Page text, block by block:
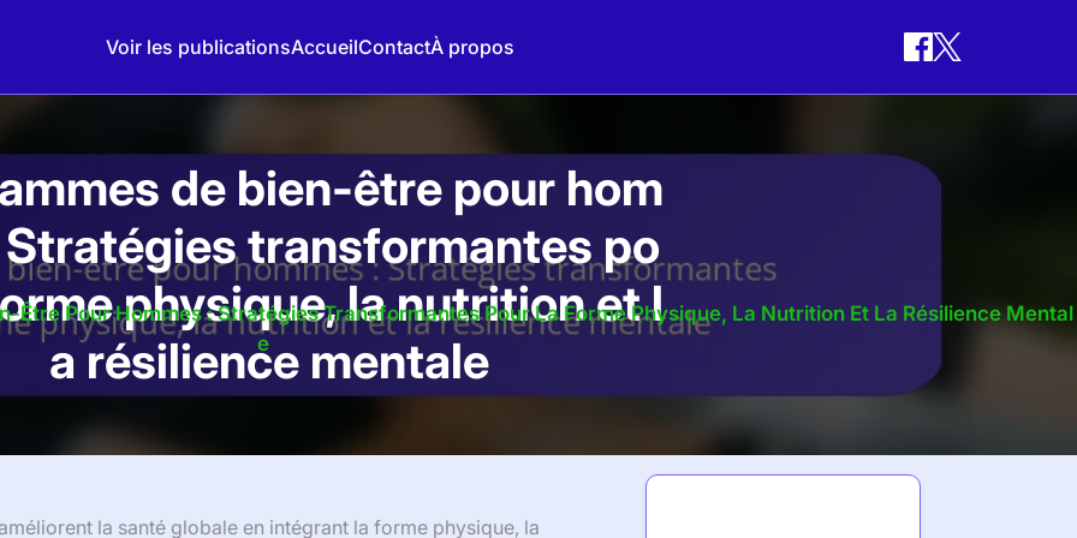
Voir les publicationsAccueilContactÀ propos
de bien-être pour hom
Stratégies transformantes po
physique, la nutrition et l
a résilience mentale
Être Pour Hommes : Stratégies Transformantes Pour La Forme Physique, La Nutrition Et La Résilience Mental
E
la santé globale en intégrant la forme physique, la